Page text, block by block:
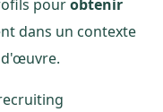
pourobtenir
dans un contexte